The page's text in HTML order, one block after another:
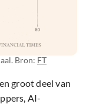
Bron: FT
groot deel van
AI-